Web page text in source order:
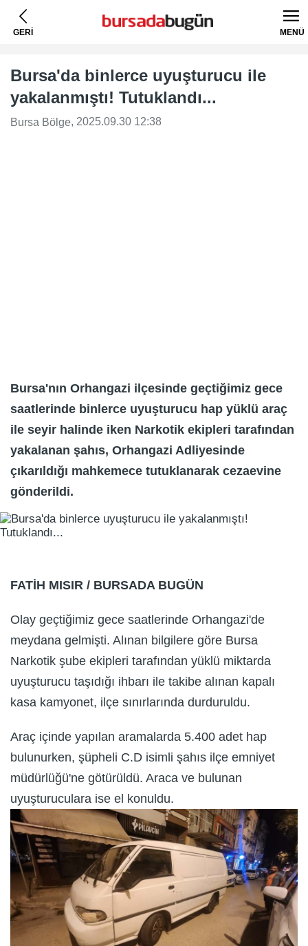
GERİ MENÜ
Bursa'da binlerce uyuşturucu ile
yakalanmıştı! Tutuklandı...
Bursa Bölge, 2025.09.30 12:38
Bursa'nın Orhangazi ilçesinde geçtiğimiz gece
saatlerinde binlerce uyuşturucu hap yüklü araç
ile seyir halinde iken Narkotik ekipleri tarafından
yakalanan şahıs, Orhangazi Adliyesinde
çıkarıldığı mahkemece tutuklanarak cezaevine
gönderildi.
FATİH MISIR / BURSADA BUGÜN
Olay geçtiğimiz gece saatlerinde Orhangazi'de
meydana gelmişti. Alınan bilgilere göre Bursa
Narkotik şube ekipleri tarafından yüklü miktarda
uyuşturucu taşıdığı ihbarı ile takibe alınan kapalı
kasa kamyonet, ilçe sınırlarında durduruldu.
Araç içinde yapılan aramalarda 5.400 adet hap
bulunurken, şüpheli C.D isimli şahıs ilçe emniyet
müdürlüğü'ne götürüldü. Araca ve bulunan
uyuşturuculara ise el konuldu.